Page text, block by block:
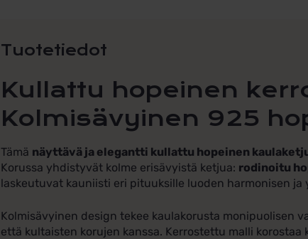
Tuotetiedot
Kullattu hopeinen
Kolmisävyinen 925
Tämä näyttävä ja elegantti kullattu hopeinen
Korussa yhdistyvät kolme erisävyistä ketjua: rodinoitu
laskeutuvat kauniisti eri pituuksille luoden harmonisen ja
Kolmisävyinen design tekee kaulakorusta monipuolisen
että kultaisten korujen kanssa. Kerrostettu malli